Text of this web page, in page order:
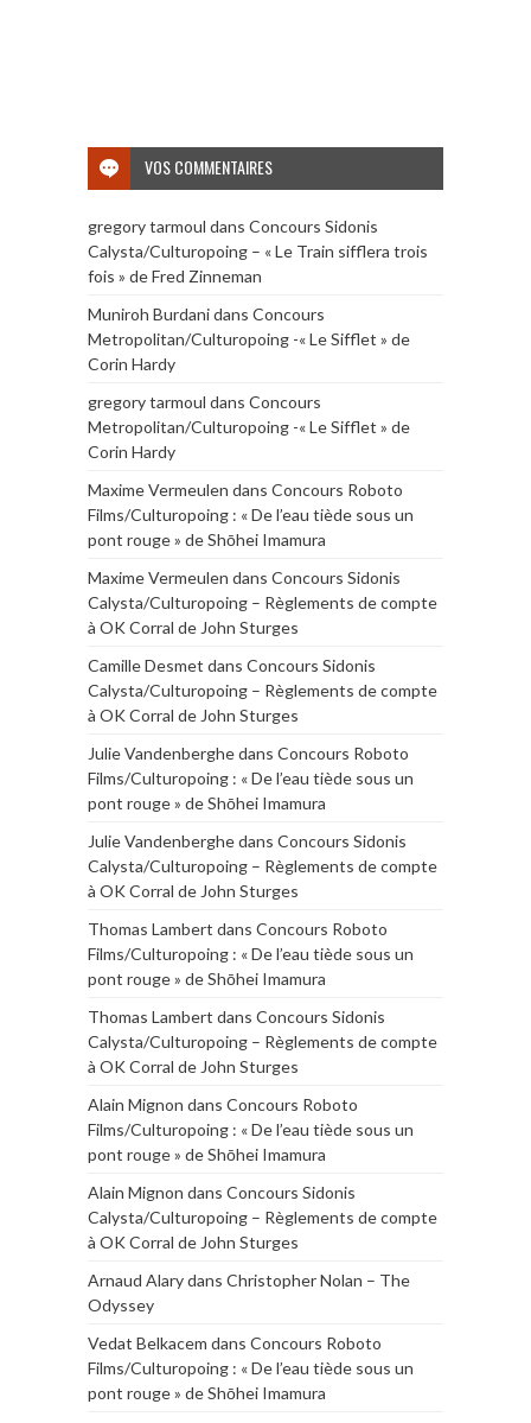
VOS COMMENTAIRES
gregory tarmoul dans Concours Sidonis
Calysta/Culturopoing – « Le Train sifflera trois
fois » de Fred Zinneman
Muniroh Burdanidans Concours
Metropolitan/Culturopoing -« Le Sifflet » de
Corin Hardy
gregory tarmoul dans Concours
Metropolitan/Culturopoing -« Le Sifflet » de
Corin Hardy
Maxime Vermeulen dans Concours Roboto
Films/Culturopoing : « De l’eau tiède sous un
pont rouge » de Shōhei Imamura
Maxime Vermeulen dans Concours Sidonis
Calysta/Culturopoing – Règlements de compte
à OK Corral de John Sturges
Camille Desmet dans Concours Sidonis
Calysta/Culturopoing – Règlements de compte
à OK Corral de John Sturges
Julie Vandenberghedans Concours Roboto
Films/Culturopoing : « De l’eau tiède sous un
pont rouge » de Shōhei Imamura
Julie Vandenberghedans Concours Sidonis
Calysta/Culturopoing – Règlements de compte
à OK Corral de John Sturges
Thomas Lambert dans Concours Roboto
Films/Culturopoing : « De l’eau tiède sous un
pont rouge » de Shōhei Imamura
Thomas Lambert dans Concours Sidonis
Calysta/Culturopoing – Règlements de compte
à OK Corral de John Sturges
Alain Mignon dans Concours Roboto
Films/Culturopoing : « De l’eau tiède sous un
pont rouge » de Shōhei Imamura
Alain Mignon dans Concours Sidonis
Calysta/Culturopoing – Règlements de compte
à OK Corral de John Sturges
Arnaud Alarydans Christopher Nolan – The
Odyssey
Vedat Belkacem dans Concours Roboto
Films/Culturopoing : « De l’eau tiède sous un
pont rouge » de Shōhei Imamura